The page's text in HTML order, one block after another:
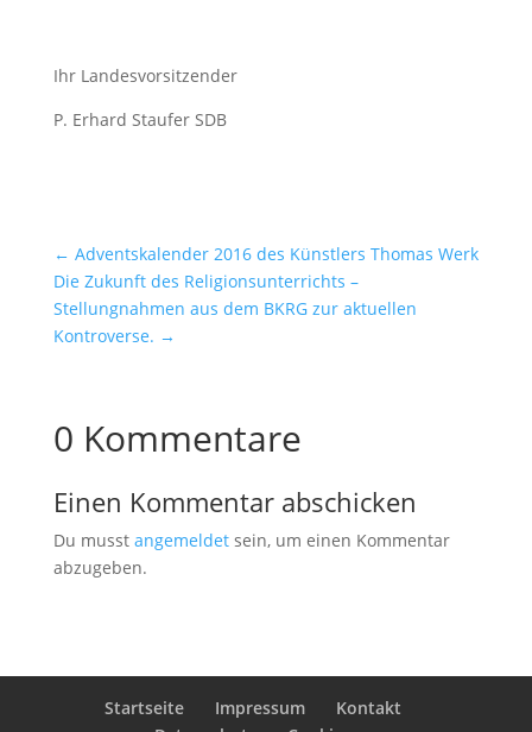
Ihr Landesvorsitzender
P. Erhard Staufer SDB
← Adventskalender 2016 des Künstlers Thomas Werk
Die Zukunft des Religionsunterrichts –
Stellungnahmen aus dem BKRG zur aktuellen
Kontroverse. →
0 Kommentare
Einen Kommentar abschicken
Du musst angemeldetsein, um einen Kommentar
abzugeben.
Startseite Impressum
Kontakt